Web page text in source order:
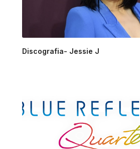
Discografia- Jessie J